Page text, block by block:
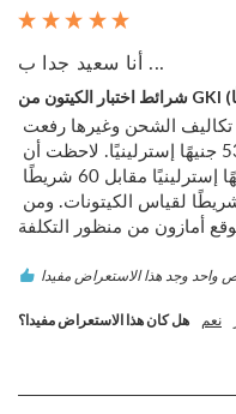
أنا سعيد جدا ب ...
هل كان هذا الاستعراض مفيدا؟ نعم